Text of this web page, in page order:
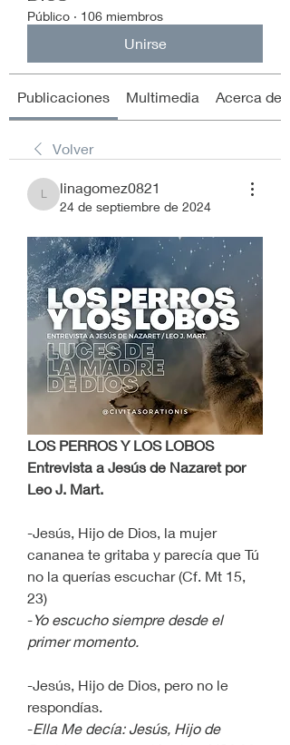
Público · 106 miembros
Unirse
Publicaciones Multimedia Acerca de
Volver
linagomez0821
linagomez0821
24 de septiembre de 2024
LOS PERROS Y LOS LOBOS
Entrevista a Jesús de Nazaret por
Leo J. Mart.
-Jesús, Hijo de Dios, la mujer
cananea te gritaba y parecía que Tú
no la querías escuchar (Cf. Mt 15,
23)
-Yo escucho siempre desde el
primer momento.
-Jesús, Hijo de Dios, pero no le
respondías.
-Ella Me decía: Jesús, Hijo de